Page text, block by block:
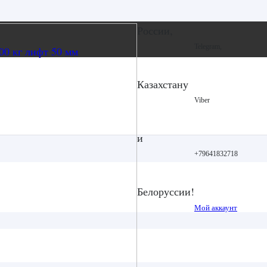
Казахстану
и
Белоруссии!
Viber
+79641832718
Мой аккаунт